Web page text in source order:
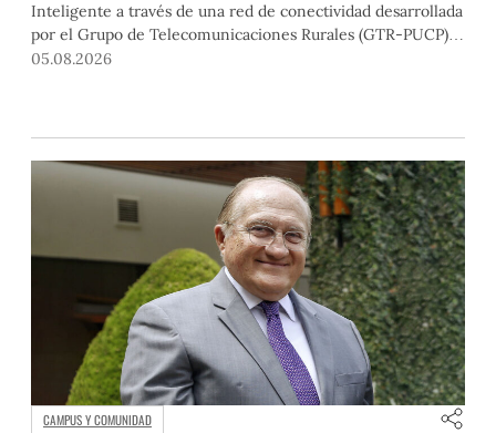
Inteligente a través de una red de conectividad desarrollada
por el Grupo de Telecomunicaciones Rurales (GTR-PUCP)
desde el 2018. En esta nota repasamos cómo ha sido el
05.08.2026
CAMPUS Y COMUNIDAD